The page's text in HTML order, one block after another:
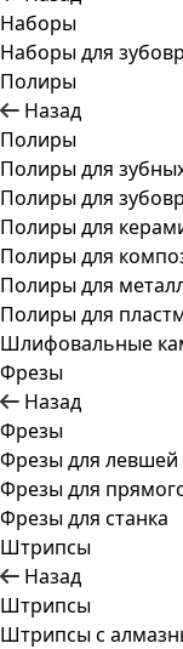
Наборы
Наборы для
Полиры
Назад
Полиры
Полиры для
Полиры для
Полиры для
Полиры для
Полиры для
Полиры для
Шлифовальные
Фрезы
Назад
Фрезы
Фрезы для левшей
Фрезы для
Фрезы для станка
Штрипсы
Назад
Штрипсы
Штрипсы c